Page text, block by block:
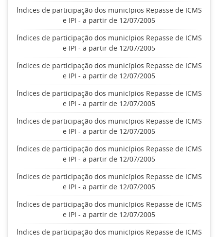
Índices de participação dos municípios Repasse de ICMS
e IPI - a partir de 12/07/2005
Índices de participação dos municípios Repasse de ICMS
e IPI - a partir de 12/07/2005
Índices de participação dos municípios Repasse de ICMS
e IPI - a partir de 12/07/2005
Índices de participação dos municípios Repasse de ICMS
e IPI - a partir de 12/07/2005
Índices de participação dos municípios Repasse de ICMS
e IPI - a partir de 12/07/2005
Índices de participação dos municípios Repasse de ICMS
e IPI - a partir de 12/07/2005
Índices de participação dos municípios Repasse de ICMS
e IPI - a partir de 12/07/2005
Índices de participação dos municípios Repasse de ICMS
e IPI - a partir de 12/07/2005
Índices de participação dos municípios Repasse de ICMS